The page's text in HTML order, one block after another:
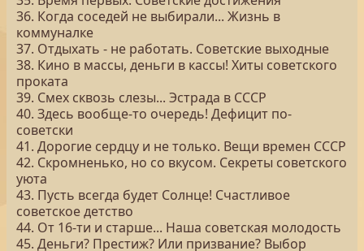
36. Когда соседей не выбирали... Жизнь в
коммуналке
37. Отдыхать - не работать. Советские выходные
38. Кино в массы, деньги в кассы! Хиты советского
проката
39. Смех сквозь слезы... Эстрада в СССР
40. Здесь вообще-то очередь! Дефицит по-
советски
41. Дорогие сердцу и не только. Вещи времен СССР
42. Скромненько, но со вкусом. Секреты советского
уюта
43. Пусть всегда будет Солнце! Счастливое
советское детство
44. От 16-ти и старше... Наша советская молодость
45. Деньги? Престиж? Или призвание? Выбор